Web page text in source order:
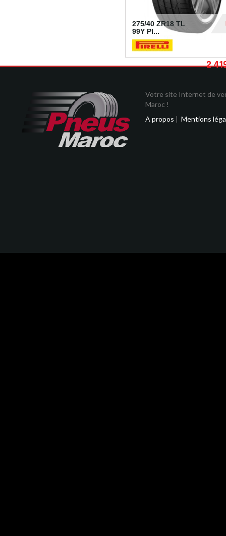
275/40 ZR18 TL
99Y PI...
2
Votre site Internet de
Maroc !
A propos | Mentions